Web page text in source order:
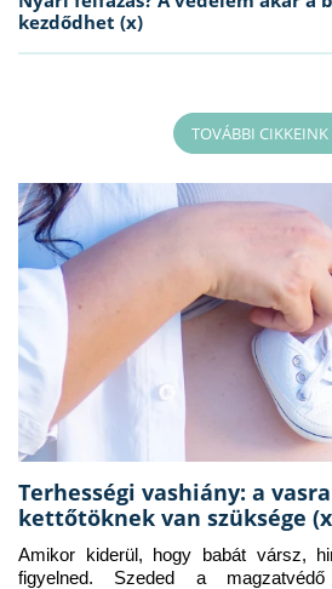
kezdődhet (x)
TOVÁBBI CIKKEINK
Terhességi vashiány: a
kettőtöknek van szüksége
Amikor kiderül, hogy babát vársz,
figyelned. Szeded a